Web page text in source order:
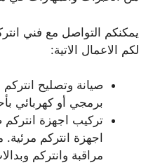
يمكنكم التواصل مع فني
لكم الاعمال الاتية:
صيانة وتصليح
برمجي أو كهربائي
تركيب اجهزة
اجهزة انتركم
مراقبة وانتركم